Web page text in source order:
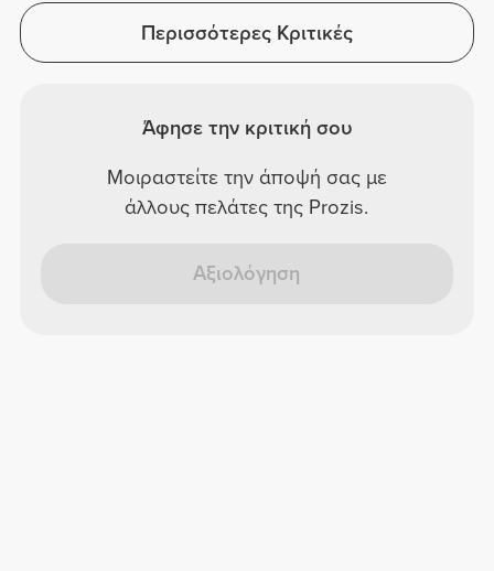
Περισσότερες Κριτικές
Άφησε την κριτική σου
Μοιραστείτε την άποψή σας με
άλλους πελάτες της Prozis.
Αξιολόγηση